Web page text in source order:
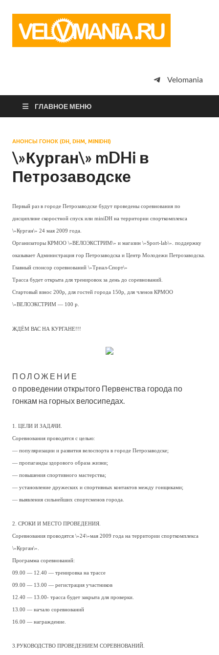
просто
Velomania
ГЛАВНОЕ МЕНЮ
АНОНСЫ ГОНОК (DH, DHM, MINIDHI)
\»Курган\» mDHi в
Петрозаводске
Первый раз в городе Петрозаводске будут проведены соревнования по
дисциплине скоростной спуск или miniDH на территории спорткомплекса
\»Курган\» 24 мая 2009 года.
Организаторы КРМОО \»ВЕЛОЭКСТРИМ\» и магазин \»Sport-lab\». поддержку
оказывает Администрация гор Петрозаводска и Центр Молодежи Петрозаводска.
Главный спонсор соревнований \»Триал-Спорт\»
Трасса будет открыта для тренировок за день до соревнований.
Стартовый взнос 200р, для гостей города 150р, для членов КРМОО
\»ВЕЛОЭКСТРИМ — 100 р.
ЖДЁМ ВАС НА КУРГАНЕ!!!
П О Л О Ж Е Н И Е
о проведении открытого Первенства города по
гонкам на горных велосипедах.
1. ЦЕЛИ И ЗАДАЧИ.
Соревнования проводятся с целью:
— популяризации и развития велоспорта в городе Петрозаводске;
— пропаганды здорового образа жизни;
— повышения спортивного мастерства;
— установление дружеских и спортивных контактов между гонщиками;
— выявления сильнейших спортсменов города.
2. СРОКИ И МЕСТО ПРОВЕДЕНИЯ.
Соревнования проводятся \»24\»мая 2009 года на территории спорткомплекса
\»Курган\».
Программа соревнований:
09.00 — 12.40 — тренировка на трассе
09.00 — 13.00 — регистрация участников
12.40 — 13.00- трасса будет закрыта для проверки.
13.00 — начало соревнований
16.00 — награждение.
3.РУКОВОДСТВО ПРОВЕДЕНИЕМ СОРЕВНОВАНИЙ.